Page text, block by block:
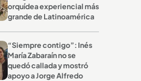
orquídea experiencial más
grande de Latinoamérica
“Siempre contigo”: Inés
María Zabaraín no se
quedó callada y mostró
apoyo a Jorge Alfredo